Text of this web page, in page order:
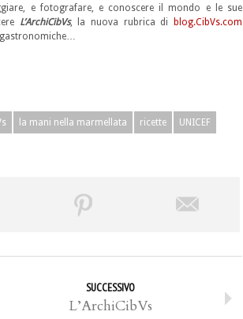
e fotografare, e conoscere il mondo e le sue
L’ArchiCibVs, la nuova rubrica di
blog.CibVs.com
la mani nella marmellata ricette UNICEF
SUCCESSIVO
L’ArchiCibVs